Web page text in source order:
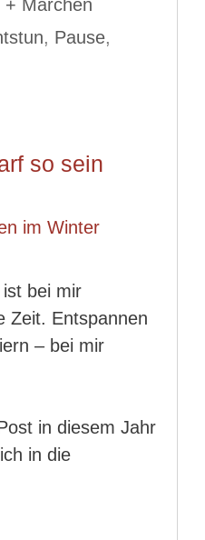
+ Märchen
, Pause,
so sein
bei mir
Zeit. Entspannen
– bei mir
in diesem Jahr
in die